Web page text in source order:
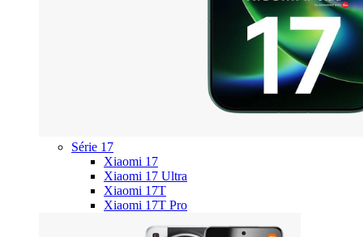
Série 17
Xiaomi 17
Xiaomi 17 Ultra
Xiaomi 17T
Xiaomi 17T Pro